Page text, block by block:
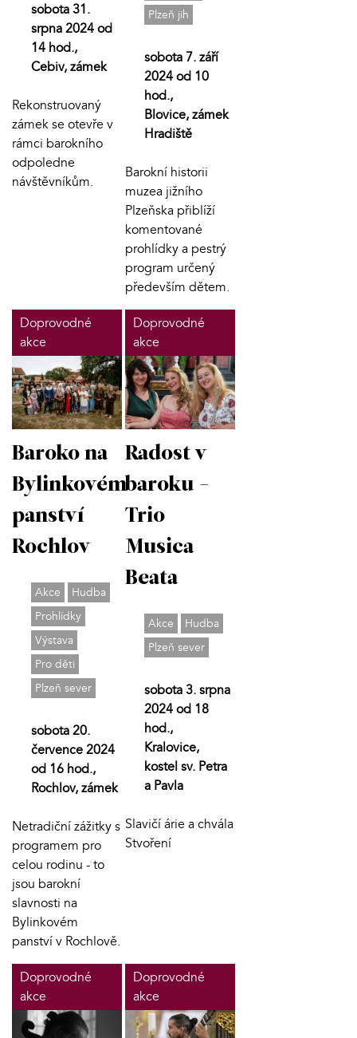
sobota 31.
srpna 2024 od
14 hod.,
Cebiv, zámek
Rekonstruovaný
zámek se otevře v
rámci barokního
odpoledne
návštěvníkům.
Plzeň jih
sobota 7. září
2024 od 10
hod.,
Blovice, zámek
Hradiště
Barokní historii
muzea jižního
Plzeňska přiblíží
komentované
prohlídky a pestrý
program určený
především dětem.
Doprovodné
akce
Baroko na
Bylinkovém
panství
Rochlov
Akce
Hudba
Prohlídky
Výstava
Pro děti
Plzeň sever
sobota 20.
července 2024
od 16 hod.,
Rochlov, zámek
Netradiční zážitky s
programem pro
celou rodinu - to
jsou barokní
slavnosti na
Bylinkovém
panství v Rochlově.
Doprovodné
akce
Radost v
baroku -
Trio
Musica
Beata
Akce
Hudba
Plzeň sever
sobota 3. srpna
2024 od 18
hod.,
Kralovice,
kostel sv. Petra
a Pavla
Slavičí árie a chvála
Stvoření
Doprovodné
akce
Doprovodné
akce